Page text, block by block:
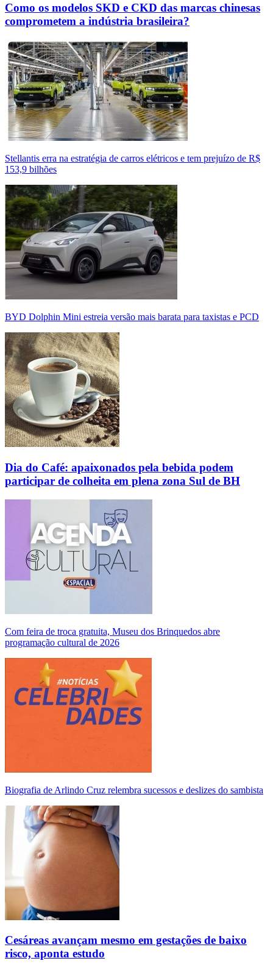
Como os modelos SKD e CKD das marcas chinesas
comprometem a indústria brasileira?
Stellantis erra na estratégia de carros elétricos e tem prejuízo de R$
153,9 bilhões
BYD Dolphin Mini estreia versão mais barata para taxistas e PCD
Dia do Café: apaixonados pela bebida podem
participar de colheita em plena zona Sul de BH
Com feira de troca gratuita, Museu dos Brinquedos abre
programação cultural de 2026
Biografia de Arlindo Cruz relembra sucessos e deslizes do sambista
Cesáreas avançam mesmo em gestações de baixo
risco, aponta estudo